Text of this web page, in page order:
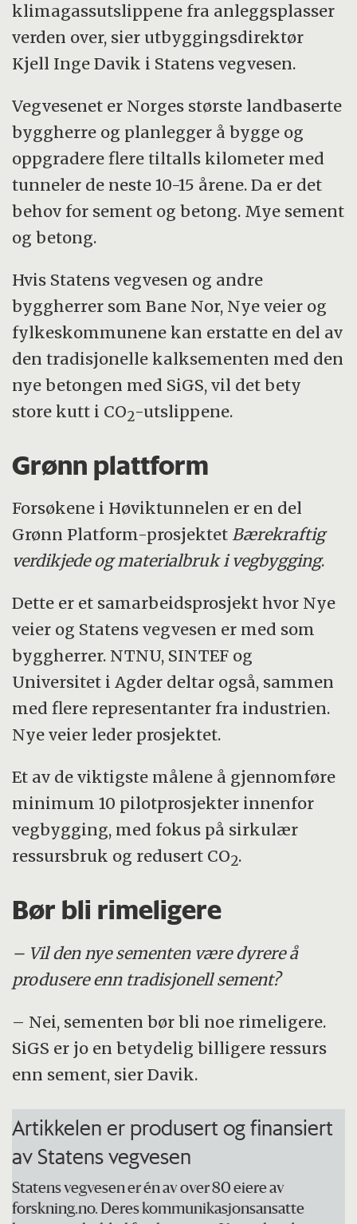
klimagassutslippene fra anleggsplasser
verden over, sier utbyggingsdirektør
Kjell Inge Davik i Statens vegvesen.
Vegvesenet er Norges største landbaserte
byggherre og planlegger å bygge og
oppgradere flere tiltalls kilometer med
tunneler de neste 10-15 årene. Da er det
behov for sement og betong. Mye sement
og betong.
Hvis Statens vegvesen og andre
byggherrer som Bane Nor, Nye veier og
fylkeskommunene kan erstatte en del av
den tradisjonelle kalksementen med den
nye betongen med SiGS, vil det bety
store kutt i CO2-utslippene.
Grønn plattform
Forsøkene i Høviktunnelen er en del
Grønn Platform-prosjektet Bærekraftig
verdikjede og materialbruk i vegbygging.
Dette er et samarbeidsprosjekt hvor Nye
veier og Statens vegvesen er med som
byggherrer. NTNU, SINTEF og
Universitet i Agder deltar også, sammen
med flere representanter fra industrien.
Nye veier leder prosjektet.
Et av de viktigste målene å gjennomføre
minimum 10 pilotprosjekter innenfor
vegbygging, med fokus på sirkulær
ressursbruk og redusert CO2.
Bør bli rimeligere
– Vil den nye sementen være dyrere å
produsere enn tradisjonell sement?
– Nei, sementen bør bli noe rimeligere.
SiGS er jo en betydelig billigere ressurs
enn sement, sier Davik.
Artikkelen er produsert og finansiert
av Statens vegvesen
Statens vegvesen er én av over 80 eiere av
forskning.no. Deres kommunikasjonsansatte